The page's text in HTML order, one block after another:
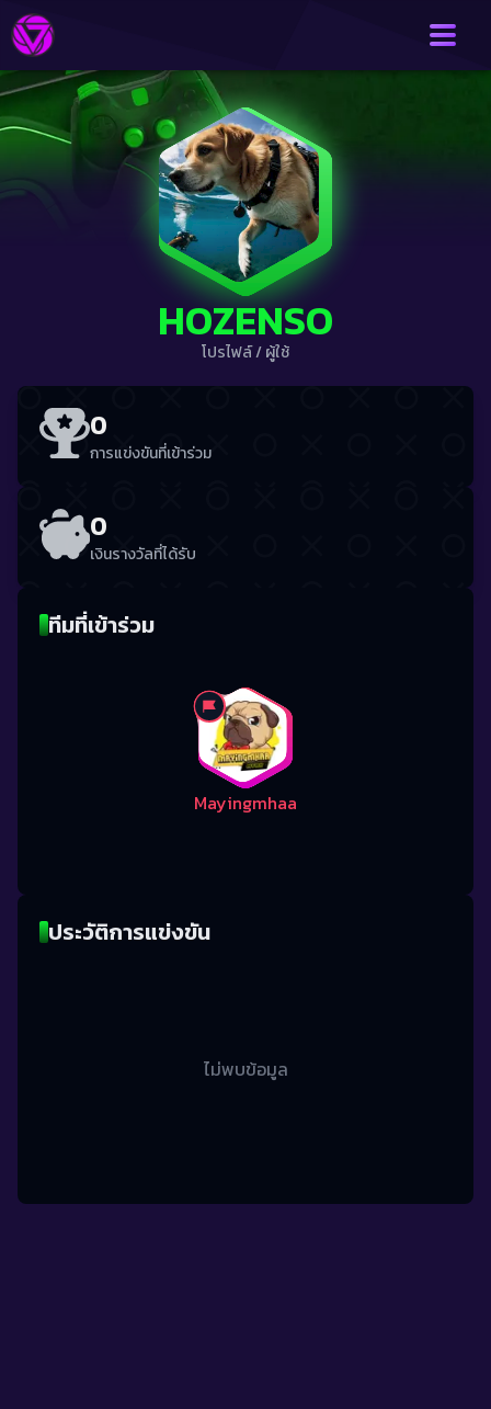
HOZENSO
โปรไฟล์/ผู้ใช้
0
การแข่งขันที่เข้าร่วม
0
เงินรางวัลที่ได้รับ
ทีมที่เข้าร่วม
Mayingmhaa
ประวัติการแข่งขัน
ไม่พบข้อมูล